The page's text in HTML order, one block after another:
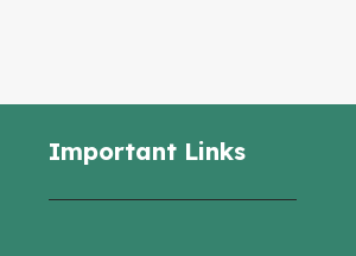
Important Links